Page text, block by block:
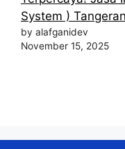
System )
by alafganidev
November 15, 2025